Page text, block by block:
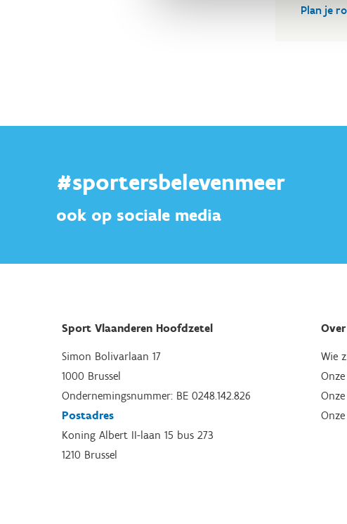
Plan je
#sportersbelevenmeer
ook op sociale media
Sport Vlaanderen Hoofdzetel
Simon Bolivarlaan 17
1000 Brussel
Ondernemingsnummer: BE 0248.142.826
Postadres
Koning Albert II-laan 15 bus 273
1210 Brussel
Wie